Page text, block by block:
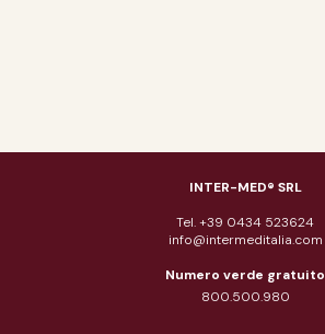
INTER-MED® SRL
Tel. +39 0434 523624
info@intermeditalia.com
Numero verde gratuito
800.500.980